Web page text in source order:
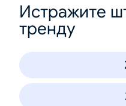
Истражите
тренду